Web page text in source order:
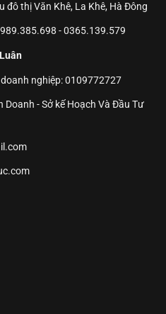
đô thị Văn Khê, La Khê, Hà Đông
- 0365.139.579
nghiệp: 0109772727
Doanh - Sở kế Hoạch Và Đầu Tư